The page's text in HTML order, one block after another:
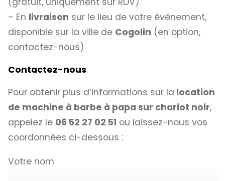
– En livraison sur le lieu de votre événement,
disponible sur la ville de Cogolin (en option,
contactez-nous)
Contactez-nous
Pour obtenir plus d’informations sur la location
de machine à barbe à papa sur chariot noir,
appelez le 06 52 27 02 51 ou laissez-nous vos
coordonnées ci-dessous :
Votre nom